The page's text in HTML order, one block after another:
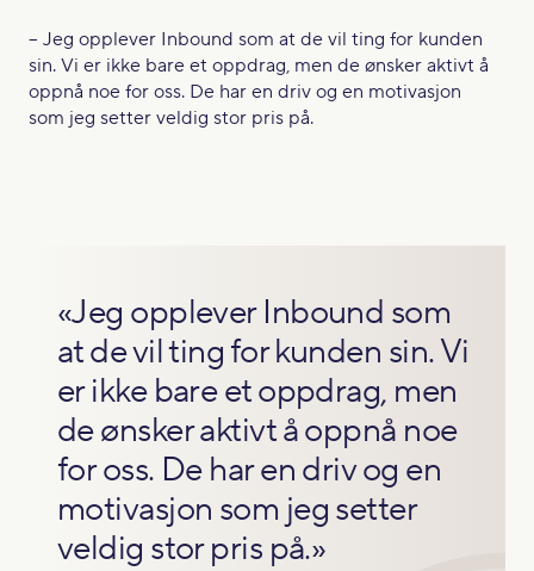
– Jeg opplever Inbound som at de vil ting for kunden
sin. Vi er ikke bare et oppdrag, men de ønsker aktivt å
oppnå noe for oss. De har en driv og en motivasjon
som jeg setter veldig stor pris på.
«Jeg opplever Inbound som
at de vil ting for kunden sin. Vi
er ikke bare et oppdrag, men
de ønsker aktivt å oppnå noe
for oss. De har en driv og en
motivasjon som jeg setter
veldig stor pris på.»